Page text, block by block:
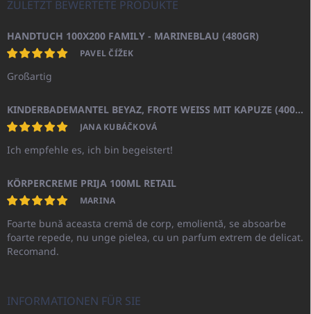
ZULETZT BEWERTETE PRODUKTE
HANDTUCH 100X200 FAMILY - MARINEBLAU (480GR)
PAVEL ČÍŽEK
Großartig
KINDERBADEMANTEL BEYAZ, FROTE WEISS MIT KAPUZE (400GR)
JANA KUBÁČKOVÁ
Ich empfehle es, ich bin begeistert!
KÖRPERCREME PRIJA 100ML RETAIL
MARINA
Foarte bună aceasta cremă de corp, emolientă, se absoarbe
foarte repede, nu unge pielea, cu un parfum extrem de delicat.
Recomand.
INFORMATIONEN FÜR SIE